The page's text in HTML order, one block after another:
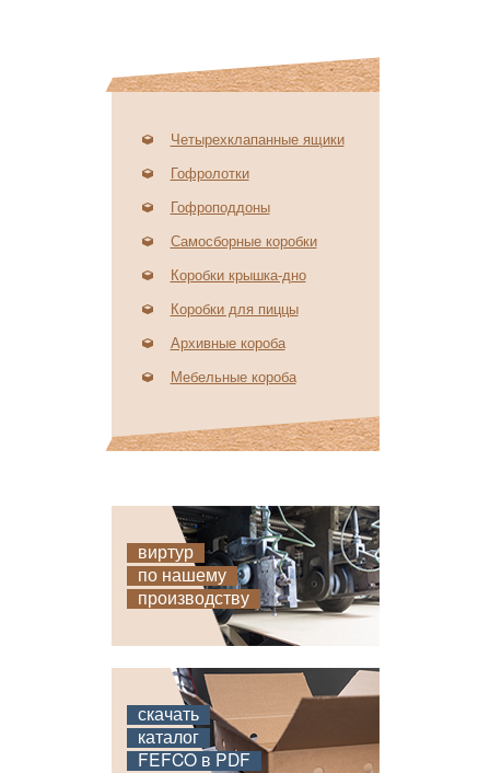
Четырехклапанные ящики
Гофролотки
Гофроподдоны
Самосборные коробки
Коробки крышка-дно
Коробки для пиццы
Архивные короба
Мебельные короба
виртур
по нашему
производству
скачать
каталог
FEFCO в PDF